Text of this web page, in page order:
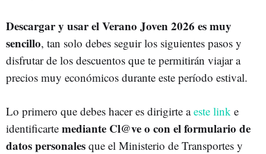
Descargar y usar el Verano Joven 2026 es muy
sencillo, tan solo debes seguir los siguientes pasos y
disfrutar de los descuentos que te permitirán viajar a
precios muy económicos durante este período estival.
Lo primero que debes hacer es dirigirte aeste link e
identificarte mediante Cl@ve o con el formulario de
datos personales que el Ministerio de Transportes y